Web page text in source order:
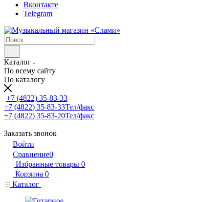
Вконтакте
Telegram
Каталог
По всему сайту
По каталогу
+7 (4822) 35-83-33
+7 (4822) 35-83-33Тел/факс
+7 (4822) 35-83-20Тел/факс
Заказать звонок
Войти
Сравнение0
Избранные товары 0
Корзина 0
Каталог